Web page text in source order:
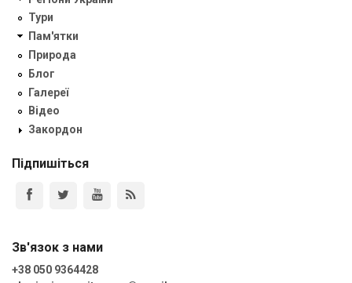
Тури
Пам'ятки
Природа
Блог
Галереї
Відео
Закордон
Підпишіться
Зв'язок з нами
+38 050 9364428